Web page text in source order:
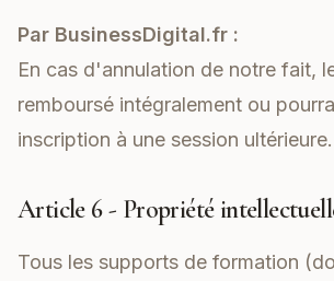
Par BusinessDigital.fr :
En cas d'annulation de notre fait,
remboursé intégralement ou
inscription à une session ultérieure.
Article 6 - Propriété
Tous les supports de formation